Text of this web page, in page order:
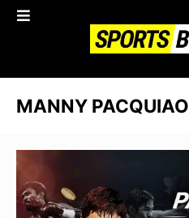
MANNY PACQUIAO